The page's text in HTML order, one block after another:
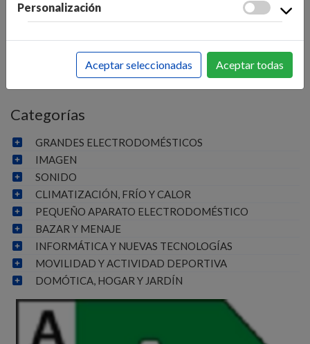
INICIO>GRANDES ELECTRODOMÉSTICOS>
LAVADORAS Y LAVA-SECADORAS>
LAVADORA CARGA
Categorías
GRANDES ELECTRODOMÉSTICOS
IMAGEN
SONIDO
CLIMATIZACIÓN, FRÍO Y CALOR
PEQUEÑO APARATO ELECTRODOMÉSTICO
BAZAR Y MENAJE
INFORMÁTICA Y NUEVAS TECNOLOGÍAS
MOVILIDAD Y ACTIVIDAD DEPORTIVA
DOMÓTICA, HOGAR Y JARDÍN
Personalización
Aceptar seleccionadas Aceptar todas